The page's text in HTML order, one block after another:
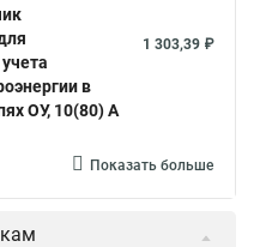
в
ОУ, 10(80) А
1 303,39 ₽
Показать больше